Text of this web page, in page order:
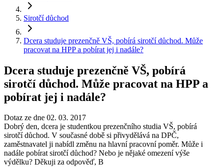
Sirotčí důchod
Dcera studuje prezenčně VŠ, pobírá sirotčí důchod. Může
pracovat na HPP a pobírat jej i nadále?
Dcera studuje prezenčně VŠ, pobírá
sirotčí důchod. Může pracovat na HPP a
pobírat jej i nadále?
Dotaz ze dne 02. 03. 2017
Dobrý den, dcera je studentkou prezenčního studia VŠ, pobírá
sirotčí důchod. V současné době si přivydělává na DPČ,
zaměstnavatel ji nabídl změnu na hlavní pracovní poměr. Může i
nadále pobírat sirotčí důchod? Nebo je nějaké omezení výše
výdělku? Děkuji za odpověď, B